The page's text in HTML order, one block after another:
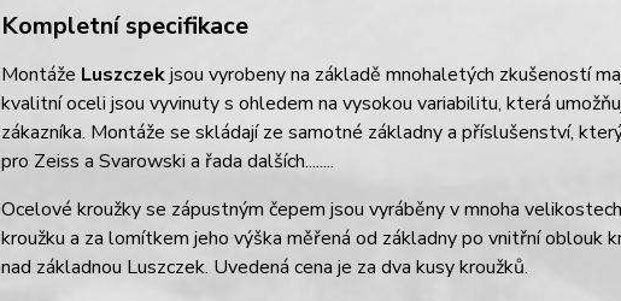
Kompletní specifikace
Montáže Luszczekjsou vyrobeny na základě mnohaletých zkušeností
kvalitní oceli jsou vyvinuty s ohledem na vysokou variabilitu, která
zákazníka. Montáže se skládají ze samotné základny a příslušenství,
pro Zeiss a Svarowski a řada dalších........
Ocelové kroužky se zápustným čepem jsou vyráběny v mnoha
kroužku a za lomítkem jeho výška měřená od základny po vnitřní oblouk
nad základnou Luszczek. Uvedená cena je za dva kusy kroužků.